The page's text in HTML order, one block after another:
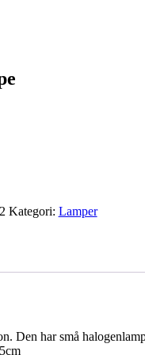
Kategori: Lamper
Den har små